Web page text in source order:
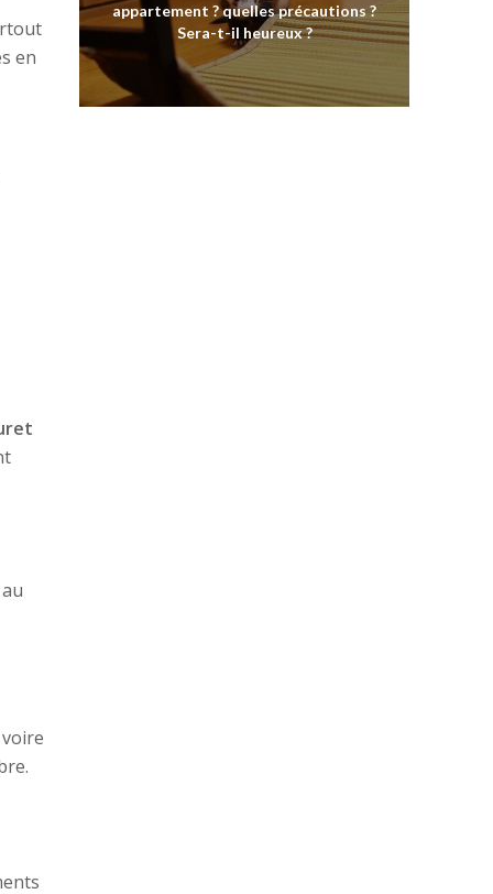
en
appartement ? quelles précautions ?
Sera-t-il heureux ?